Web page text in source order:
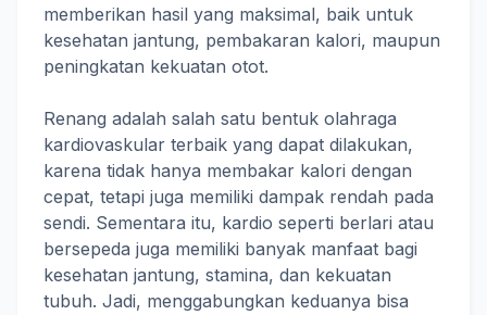
memberikan hasil yang maksimal, baik untuk
kesehatan jantung, pembakaran kalori, maupun
peningkatan kekuatan otot.
Renang adalah salah satu bentuk olahraga
kardiovaskular terbaik yang dapat dilakukan,
karena tidak hanya membakar kalori dengan
cepat, tetapi juga memiliki dampak rendah pada
sendi. Sementara itu, kardio seperti berlari atau
bersepeda juga memiliki banyak manfaat bagi
kesehatan jantung, stamina, dan kekuatan
tubuh. Jadi, menggabungkan keduanya bisa